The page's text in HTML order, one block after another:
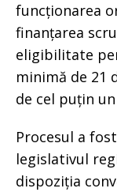
funcționarea
finanțarea
eligibilitate
minimă de 21
de cel puțin
Procesul a
legislativul
dispoziția